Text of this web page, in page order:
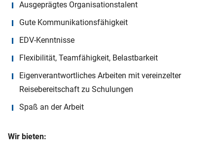
Ausgeprägtes Organisationstalent
Gute Kommunikationsfähigkeit
EDV-Kenntnisse
Flexibilität, Teamfähigkeit, Belastbarkeit
Eigenverantwortliches Arbeiten mit vereinzelter
Reisebereitschaft zu Schulungen
Spaß an der Arbeit
Wir bieten: